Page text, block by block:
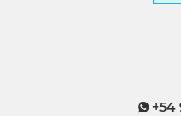
+54